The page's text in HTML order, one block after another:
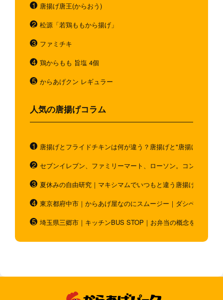
唐揚げ唐王(からおう)
松源「若鶏ももから揚げ」
ファミチキ
鶏からもも 旨塩 4個
からあげクン レギュラー
人気の唐揚げコラム
唐揚げとフライドチキンは何が違う？唐揚げと"唐揚げと似て
セブンイレブン、ファミリーマート、ローソン。コンビニの
夏休みの自由研究｜マキシマムでいつもと違う唐揚げを作ろう
東京都府中市｜からあげ屋なのにスムージー｜ダシベース唐
埼玉県三郷市｜キッチンBUS STOP｜お弁当の概念を超越！